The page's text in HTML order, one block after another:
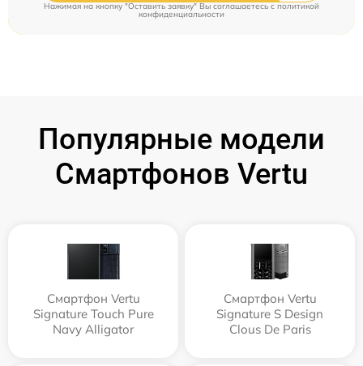
Нажимая на кнопку "Оставить заявку" Вы соглашаетесь cполитикой
конфиденциальности
Популярные модели
Смартфонов Vertu
Смартфон Vertu
Signature Touch Pure
Navy Alligator
Смартфон Vertu
Signature S Design
Clous De Paris